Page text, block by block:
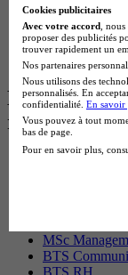
BTS Sta en
BTS Iris en
BTS Tpl en
BTS Ati en
Les
recherchés
CS Sport
MSc
BTS
Cookies publicitaires
Avec votre accord ,
proposer des publicités
trouver rapidement un
Nos partenaires
Nous utilisons des
personnalisés. En
confidentialité. En savoir
Vous pouvez à tout
bas de page.
Pour en savoir plus,